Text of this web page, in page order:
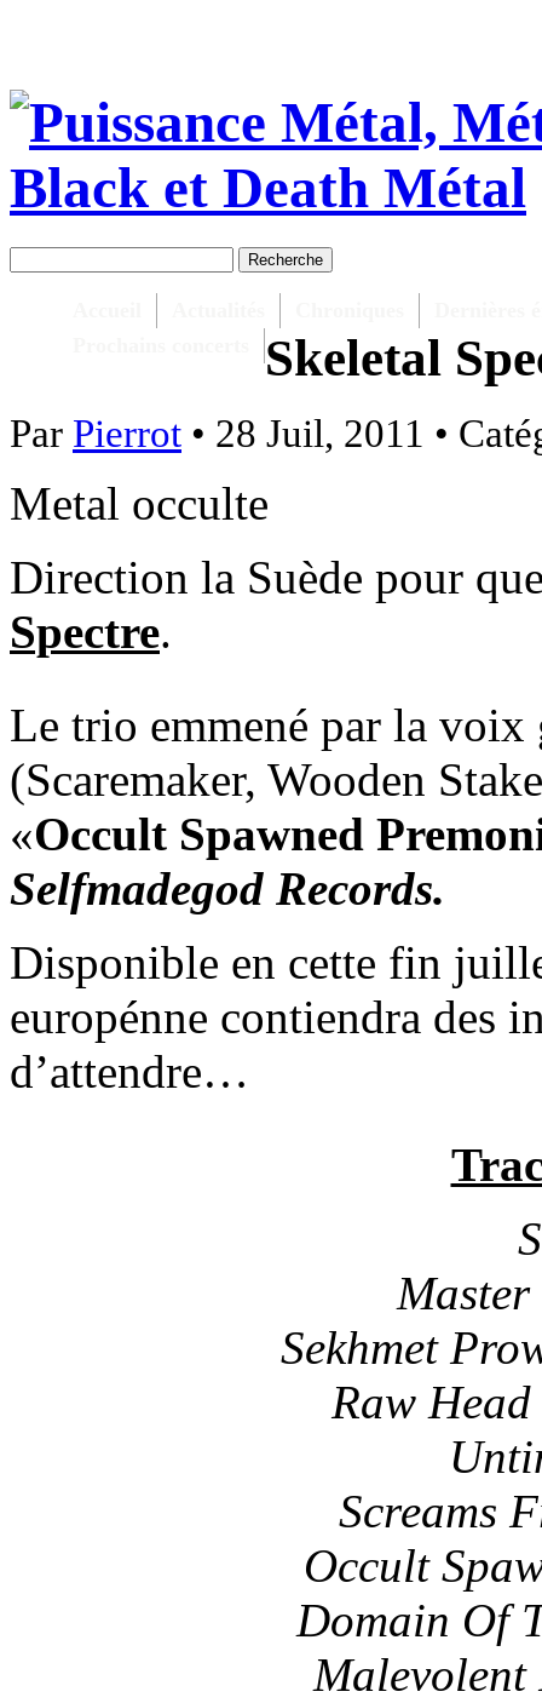
Skeletal
Par Pierrot • 28 Juil, 2011 •
Metal occulte
Direction la Suède pour
Spectre.
Le trio emmené par la
(Scaremaker, Wooden
«Occult Spawned
Selfmadegod Records.
Disponible en cette fin
europénne contiendra des
d’attendre…
Master
Sekhmet
Raw
Screams
Occult
Domain Of
Malevolent